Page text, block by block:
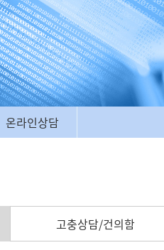
온라인상담
고충상담/건의함